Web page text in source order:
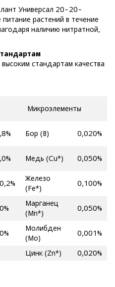
Универсал 20-20-
растений в течение
наличию нитратной,
стандартам качества
Микроэлементы
Бор (B) 0,020%
Медь (Cu*) 0,050%
Железо
(Fe*)
0,100%
Марганец
(Mn*)
0,050%
Молибден
(Mo)
0,001%
Цинк (Zn*) 0,020%